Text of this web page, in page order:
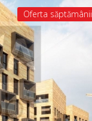
Oferta săptămânii